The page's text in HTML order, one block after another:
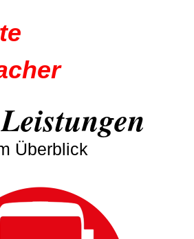
Leistungen
Überblick